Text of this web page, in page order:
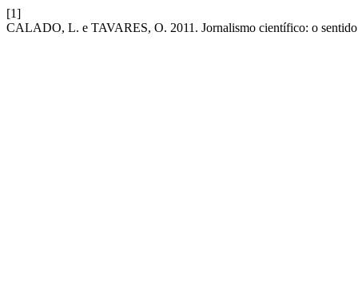
[1]
CALADO, L. e TAVARES, O. 2011. Jornalismo científico: o